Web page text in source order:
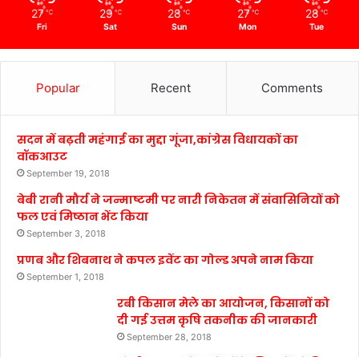
27 ℃
Fri
29 ℃
Sat
28 ℃
Sun
27 ℃
Mon
28 ℃
Tue
Popular Recent Comments
सदन में बढ़ती महंगाई का मुद्दा गूंजा,कांग्रेस विधायकों का
वॉकआउट
September 19, 2018
बेबी रानी मौर्य ने जन्माष्टमी पर नारी निकेतन में संवासिनियों को
फल एवं मिष्ठान भेंट किया
September 3, 2018
प्रणब और शिबनाथ ने कपल इवेंट का गोल्ड अपने नाम किया
September 1, 2018
रबी किसान मेले का आयोजन, किसानों को
दी गई उत्तम कृषि तकनीक की जानकारी
September 28, 2018